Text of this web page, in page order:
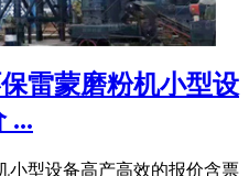
雷蒙磨粉机小型设
...
小型设备高产高效的报价含票